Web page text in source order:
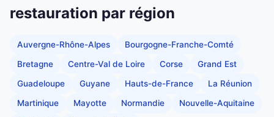
restauration par région
Auvergne-Rhône-Alpes Bourgogne-Franche-Comté
Bretagne Centre-Val de Loire Corse Grand Est
Guadeloupe Guyane Hauts-de-France La Réunion
Martinique Mayotte Normandie Nouvelle-Aquitaine